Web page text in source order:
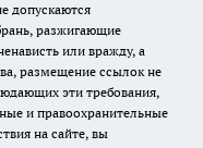
допускаются
разжигающие
или вражду, а
размещение ссылок не
эти требования,
и правоохранительные
на сайте, вы